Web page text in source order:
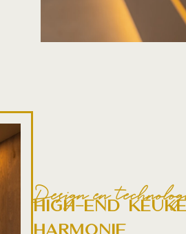
Design en
High-end